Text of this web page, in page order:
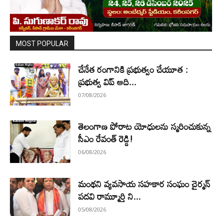
MOST POPULAR
చేనేత రంగానికి ప్రభుత్వం చేయూత :
ప్రభుత్వ విప్ ఆది...
07/08/2026
తెలంగాణ పోరాట యోధులను స్మరించుకున్న
సీఎం రేవంత్ రెడ్డి!
06/08/2026
మంథని వ్యవసాయ సహకార సంఘం చైర్మన్
పదవి రామ్మూర్తి ని...
05/08/2026